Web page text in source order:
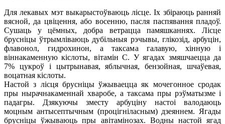
Для лекавых мэт выкарыстоўваюць лісце. Іх збіраюць ранняй
вясной, да цвіцення, або восенню, пасля паспявання пладоў.
Сушаць у цёмных, добра ветрацца памяшканнях. Лісце
брусніцы ўтрымліваюць дубільныя рэчывы, глікозід, арбуцін,
флавонол, гидрохинон, а таксама галавую, хінную і
віннакаменную кіслоты, вітамін C. У ягадах змяшчаецца да
7% цукроў і цытрынавая, яблычная, бензойная, шчаўевая,
воцатная кіслоты.
Настой з лісця брусніцы ўжываецца як мочегонное сродак
пры нырачнакаменнай хваробе, а таксама пры рэўматызме і
падагры. Дзякуючы зместу арбуціну настоі валодаюць
моцным антысептычным (процігніласным) дзеяннем. Ягады
брусніцы ўжываюць пры авітамінозах. Водны настой ягад